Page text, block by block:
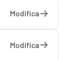
Modifica
Modifica